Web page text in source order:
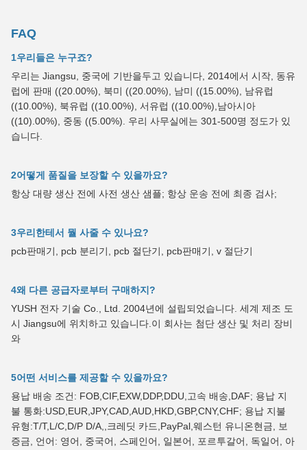
FAQ
1우리들은 누구죠?
우리는 Jiangsu, 중국에 기반을두고 있습니다, 2014에서 시작, 동유
럽에 판매 ((20.00%), 북미 ((20.00%), 남미 ((15.00%), 남유럽
((10.00%), 북유럽 ((10.00%), 서유럽 ((10.00%),남아시아
((10).00%), 중동 ((5.00%). 우리 사무실에는 301-500명 정도가 있
습니다.
2어떻게 품질을 보장할 수 있을까요?
항상 대량 생산 전에 사전 생산 샘플; 항상 운송 전에 최종 검사;
3우리한테서 뭘 사줄 수 있나요?
pcb판매기, pcb 분리기, pcb 절단기, pcb판매기, v 절단기
4왜 다른 공급자로부터 구매하지?
YUSH 전자 기술 Co., Ltd. 2004년에 설립되었습니다. 세계 제조 도
시 Jiangsu에 위치하고 있습니다.이 회사는 첨단 생산 및 처리 장비
와
5어떤 서비스를 제공할 수 있을까요?
용납 배송 조건: FOB,CIF,EXW,DDP,DDU,고속 배송,DAF; 용납 지
불 통화:USD,EUR,JPY,CAD,AUD,HKD,GBP,CNY,CHF; 용납 지불
유형:T/T,L/C,D/P D/A,,크레딧 카드,PayPal,웨스턴 유니온현금, 보
증금, 언어: 영어, 중국어, 스페인어, 일본어, 포르투갈어, 독일어, 아